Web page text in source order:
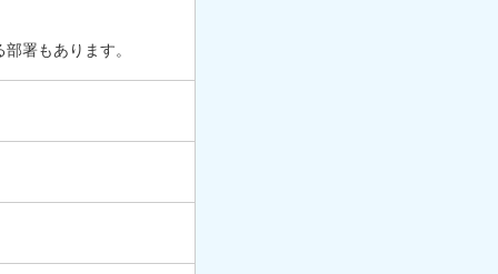
署もあります。